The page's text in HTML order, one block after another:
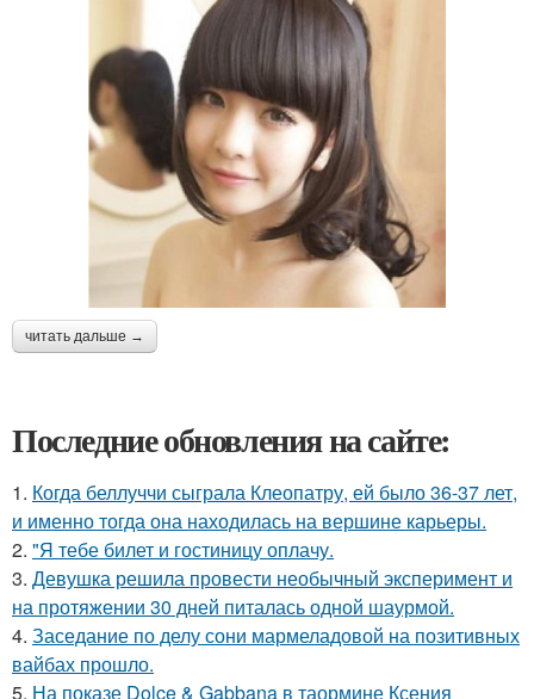
читать дальше →
Последние обновления на сайте:
1. Когда беллуччи сыграла Клеопатру, ей было 36-37 лет,
и именно тогда она находилась на вершине карьеры.
2. "Я тебе билет и гостиницу оплачу.
3. Девушка решила провести необычный эксперимент и
на протяжении 30 дней питалась одной шаурмой.
4. Заседание по делу сони мармеладовой на позитивных
вайбах прошло.
5. На показе Dolce & Gabbana в таормине Ксения